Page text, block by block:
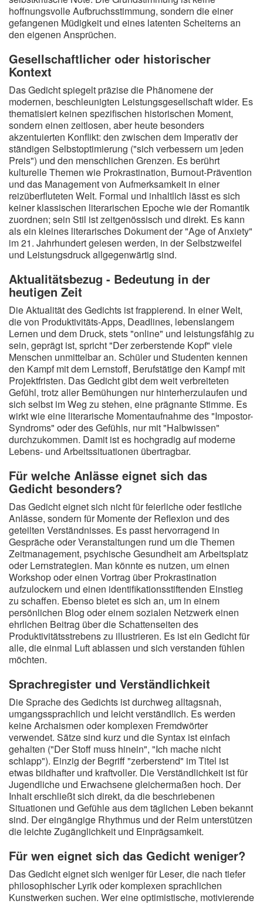
hoffnungsvolle Aufbruchsstimmung, sondern die einer
gefangenen Müdigkeit und eines latenten Scheiterns an
den eigenen Ansprüchen.
Gesellschaftlicher oder historischer
Kontext
Das Gedicht spiegelt präzise die Phänomene der
modernen, beschleunigten Leistungsgesellschaft wider. Es
thematisiert keinen spezifischen historischen Moment,
sondern einen zeitlosen, aber heute besonders
akzentuierten Konflikt: den zwischen dem Imperativ der
ständigen Selbstoptimierung ("sich verbessern um jeden
Preis") und den menschlichen Grenzen. Es berührt
kulturelle Themen wie Prokrastination, Burnout-Prävention
und das Management von Aufmerksamkeit in einer
reizüberfluteten Welt. Formal und inhaltlich lässt es sich
keiner klassischen literarischen Epoche wie der Romantik
zuordnen; sein Stil ist zeitgenössisch und direkt. Es kann
als ein kleines literarisches Dokument der "Age of Anxiety"
im 21. Jahrhundert gelesen werden, in der Selbstzweifel
und Leistungsdruck allgegenwärtig sind.
Aktualitätsbezug - Bedeutung in der
heutigen Zeit
Die Aktualität des Gedichts ist frappierend. In einer Welt,
die von Produktivitäts-Apps, Deadlines, lebenslangem
Lernen und dem Druck, stets "online" und leistungsfähig zu
sein, geprägt ist, spricht "Der zerberstende Kopf" viele
Menschen unmittelbar an. Schüler und Studenten kennen
den Kampf mit dem Lernstoff, Berufstätige den Kampf mit
Projektfristen. Das Gedicht gibt dem weit verbreiteten
Gefühl, trotz aller Bemühungen nur hinterherzulaufen und
sich selbst im Weg zu stehen, eine prägnante Stimme. Es
wirkt wie eine literarische Momentaufnahme des "Impostor-
Syndroms" oder des Gefühls, nur mit "Halbwissen"
durchzukommen. Damit ist es hochgradig auf moderne
Lebens- und Arbeitssituationen übertragbar.
Für welche Anlässe eignet sich das
Gedicht besonders?
Das Gedicht eignet sich nicht für feierliche oder festliche
Anlässe, sondern für Momente der Reflexion und des
geteilten Verständnisses. Es passt hervorragend in
Gespräche oder Veranstaltungen rund um die Themen
Zeitmanagement, psychische Gesundheit am Arbeitsplatz
oder Lernstrategien. Man könnte es nutzen, um einen
Workshop oder einen Vortrag über Prokrastination
aufzulockern und einen identifikationsstiftenden Einstieg
zu schaffen. Ebenso bietet es sich an, um in einem
persönlichen Blog oder einem sozialen Netzwerk einen
ehrlichen Beitrag über die Schattenseiten des
Produktivitätsstrebens zu illustrieren. Es ist ein Gedicht für
alle, die einmal Luft ablassen und sich verstanden fühlen
möchten.
Sprachregister und Verständlichkeit
Die Sprache des Gedichts ist durchweg alltagsnah,
umgangssprachlich und leicht verständlich. Es werden
keine Archaismen oder komplexen Fremdwörter
verwendet. Sätze sind kurz und die Syntax ist einfach
gehalten ("Der Stoff muss hinein", "Ich mache nicht
schlapp"). Einzig der Begriff "zerberstend" im Titel ist
etwas bildhafter und kraftvoller. Die Verständlichkeit ist für
Jugendliche und Erwachsene gleichermaßen hoch. Der
Inhalt erschließt sich direkt, da die beschriebenen
Situationen und Gefühle aus dem täglichen Leben bekannt
sind. Der eingängige Rhythmus und der Reim unterstützen
die leichte Zugänglichkeit und Einprägsamkeit.
Für wen eignet sich das Gedicht weniger?
Das Gedicht eignet sich weniger für Leser, die nach tiefer
philosophischer Lyrik oder komplexen sprachlichen
Kunstwerken suchen. Wer eine optimistische, motivierende